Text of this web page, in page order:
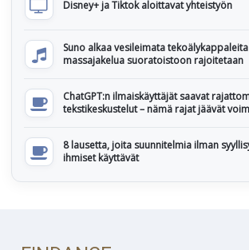
Disney+ ja Tiktok aloittavat yhteistyön
Suno alkaa vesileimata
massajakelua suoratoistoon rajoitetaan
ChatGPT:n ilmaiskäyttäjät saavat
tekstikeskustelut – nämä rajat jäävät
8 lausetta, joita suunnitelmia ilman
ihmiset käyttävät